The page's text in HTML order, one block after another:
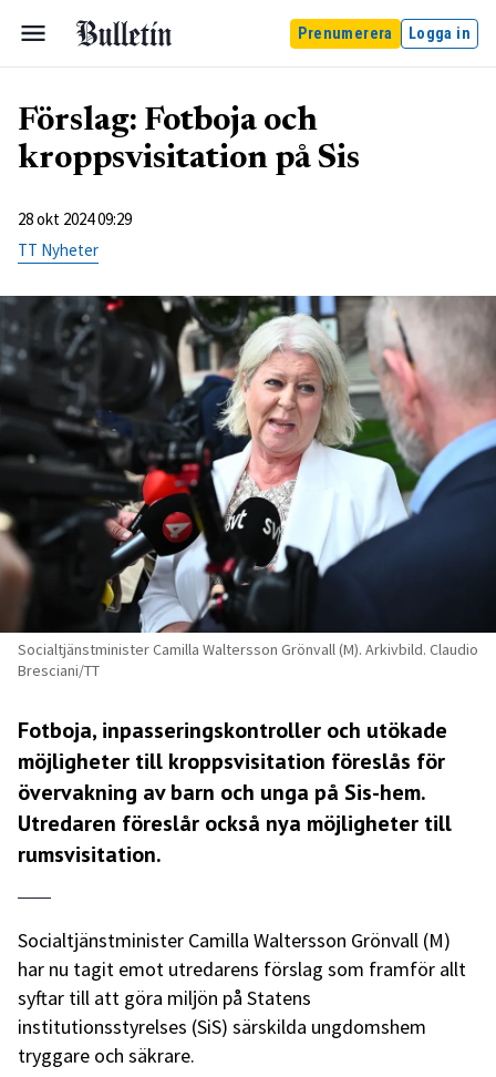
Prenumerera Logga in
Förslag: Fotboja och
kroppsvisitation på Sis
28 okt 2024 09:29
TT Nyheter
Socialtjänstminister Camilla Waltersson Grönvall (M). Arkivbild. Claudio
Bresciani/TT
Fotboja, inpasseringskontroller och utökade
möjligheter till kroppsvisitation föreslås för
övervakning av barn och unga på Sis-hem.
Utredaren föreslår också nya möjligheter till
rumsvisitation.
Socialtjänstminister Camilla Waltersson Grönvall (M)
har nu tagit emot utredarens förslag som framför allt
syftar till att göra miljön på Statens
institutionsstyrelses (SiS) särskilda ungdomshem
tryggare och säkrare.